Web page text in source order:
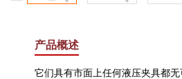
产品概述
它们具有市面上任何液压夹具都无